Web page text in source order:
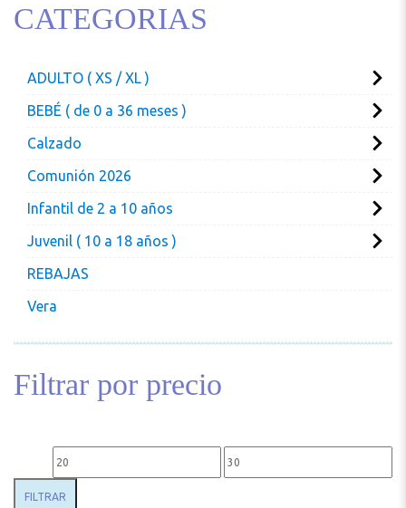
CATEGORIAS
ADULTO ( XS / XL )
BEBÉ ( de 0 a 36 meses )
Calzado
Comunión 2026
Infantil de 2 a 10 años
Juvenil ( 10 a 18 años )
REBAJAS
Vera
Filtrar por precio
Precio mínimo Precio máximo
FILTRAR